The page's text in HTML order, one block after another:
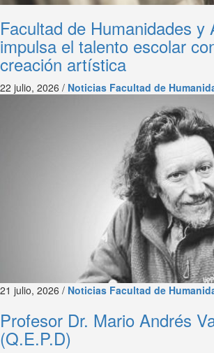
Facultad de Humanidades y
impulsa el talento escolar
creación artística
22 julio, 2026 / Noticias Facultad de
21 julio, 2026 / Noticias Facultad de
Profesor Dr. Mario Andrés
(Q.E.P.D)